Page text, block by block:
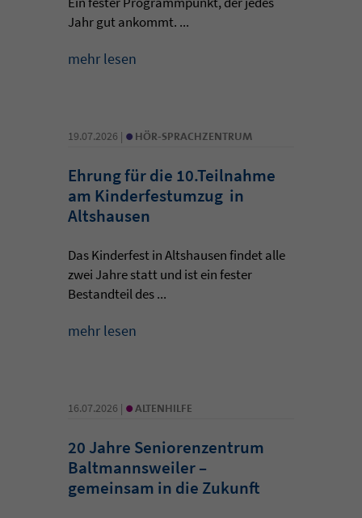
Jahr gut ankommt. ...
mehr lesen
19.07.2026 | • HÖR-SPRACHZENTRUM
Ehrung für die 10.Teilnahme
am Kinderfestumzug in
Altshausen
Das Kinderfest in Altshausen findet alle
zwei Jahre statt und ist ein fester
Bestandteil des ...
mehr lesen
16.07.2026 | • ALTENHILFE
20 Jahre Seniorenzentrum
Baltmannsweiler –
gemeinsam in die Zukunft